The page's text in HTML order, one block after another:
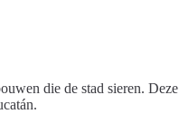
die de stad sieren. Deze